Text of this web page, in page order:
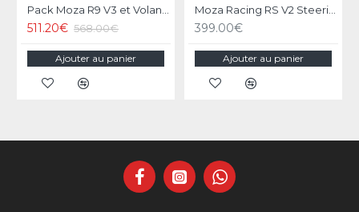
511.20€ 568.00€
Ajouter au panier
399.00€
Ajouter au panier